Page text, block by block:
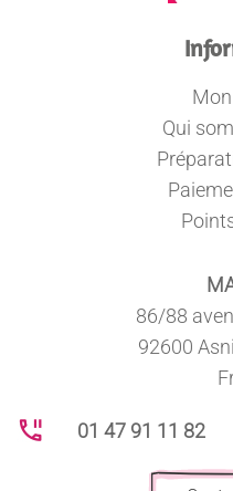
Qui
86/88
92600
01 47 91 11 82